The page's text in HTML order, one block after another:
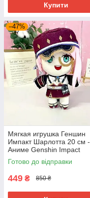
Купити
–47%
Мягкая игрушка Геншин
Импакт Шарлотта 20 см -
Аниме Genshin Impact
Готово до відправки
449 ₴ 850 ₴